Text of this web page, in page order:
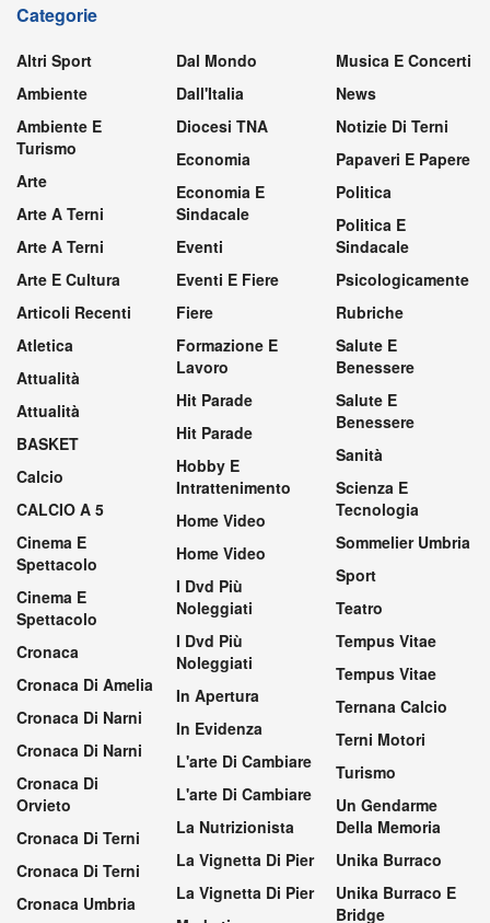
Categorie
Altri Sport
Ambiente
Ambiente E
Turismo
Arte
Arte A Terni
Arte A Terni
Arte E Cultura
Articoli Recenti
Atletica
Attualità
Attualità
BASKET
Calcio
CALCIO A 5
Cinema E
Spettacolo
Cinema E
Spettacolo
Cronaca
Cronaca Di Amelia
Cronaca Di Narni
Cronaca Di Narni
Cronaca Di
Orvieto
Cronaca Di Terni
Cronaca Di Terni
Cronaca Umbria
Dal Mondo
Dall'Italia
Diocesi TNA
Economia
Economia E
Sindacale
Eventi
Eventi E Fiere
Fiere
Formazione E
Lavoro
Hit Parade
Hit Parade
Hobby E
Intrattenimento
Home Video
Home Video
I Dvd Più
Noleggiati
I Dvd Più
Noleggiati
In Apertura
In Evidenza
L'arte Di Cambiare
L'arte Di Cambiare
La Nutrizionista
La Vignetta Di Pier
La Vignetta Di Pier
Musica E Concerti
News
Notizie Di Terni
Papaveri E Papere
Politica
Politica E
Sindacale
Psicologicamente
Rubriche
Salute E
Benessere
Salute E
Benessere
Sanità
Scienza E
Tecnologia
Sommelier Umbria
Sport
Teatro
Tempus Vitae
Tempus Vitae
Ternana Calcio
Terni Motori
Turismo
Un Gendarme
Della Memoria
Unika Burraco
Unika Burraco E
Bridge